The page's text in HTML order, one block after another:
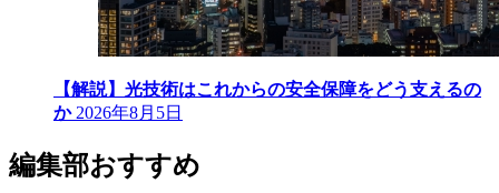
【解説】光技術はこれからの安全保障をどう支えるの
か 2026年8月5日
編集部おすすめ